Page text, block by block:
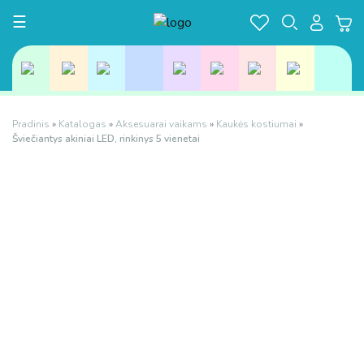
Toggle navigation
☰
Pradinis » Katalogas »Aksesuarai vaikams » Kaukės kostiumai »
Šviečiantys akiniai LED, rinkinys 5 vienetai